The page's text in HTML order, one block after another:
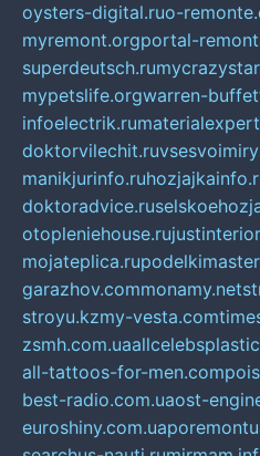
oysters-digital.ruo-
myremont.orgportal-
superdeutsch.ru
mypetslife.orgwarren-
infoelectrik.ru
doktorvilechit.ru
manikjurinfo.ru
doktoradvice.ru
otopleniehouse.ru
mojateplica.ru
garazhov.commonamy.net
stroyu.kzmy-vesta.com
zsmh.com.ua
all-tattoos-for-men.com
best-radio.com.uaost-
euroshiny.com.ua